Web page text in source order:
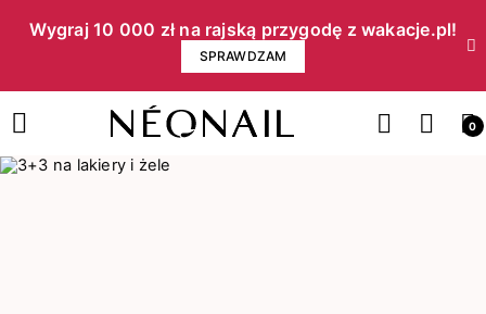
Wygraj 10 000 zł na rajską przygodę z wakacje.pl!​
SPRAWDZAM
0